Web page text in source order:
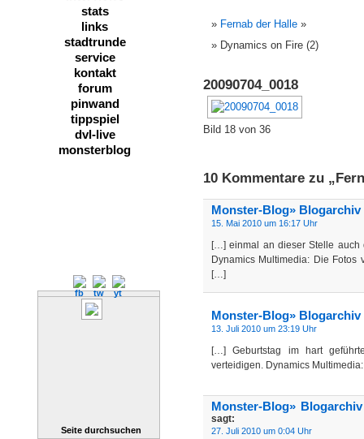
stats
links
stadtrunde
service
kontakt
forum
pinwand
tippspiel
dvl-live
monsterblog
Seite durchsuchen
Fernab der Halle »
Dynamics on Fire (2)
20090704_0018
Bild 18 von 36
10 Kommentare zu
Monster-Blog» Blogarchiv
15. Mai 2010 um 16:17 Uhr
[…] einmal an dieser Stelle auch
Dynamics Multimedia: Die Fotos
[…]
Monster-Blog»
13. Juli 2010 um 23:19 Uhr
[…] Geburtstag im hart
verteidigen. Dynamics
Monster-Blog»
sagt:
27. Juli 2010 um 0:04 Uhr